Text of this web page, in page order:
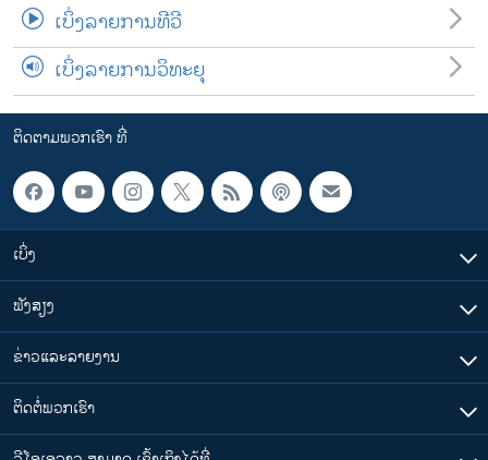
ເບິ່ງລາຍການທີວີ
ເບິ່ງລາຍການວິທະຍຸ
ຕິດຕາມພວກເຮົາ ທີ່
ເບິ່ງ
ຟັງສຽງ
ຂ່າວແລະລາຍງານ
ຕິດຕໍ່ພວກເຮົາ